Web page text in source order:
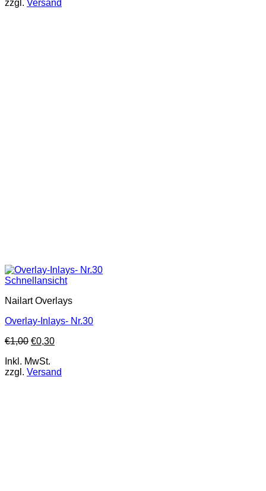
zzgl. Versand
Schnellansicht
Nailart Overlays
Overlay-Inlays- Nr.30
€1,00 €0,30
Inkl. MwSt.
zzgl. Versand